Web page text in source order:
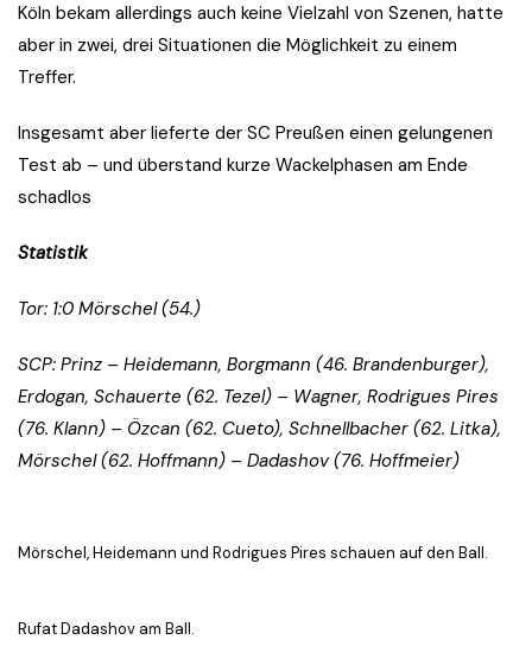
Köln bekam allerdings auch keine Vielzahl von Szenen, hatte
aber in zwei, drei Situationen die Möglichkeit zu einem
Treffer.
Insgesamt aber lieferte der SC Preußen einen gelungenen
Test ab – und überstand kurze Wackelphasen am Ende
schadlos
Statistik
Tor: 1:0 Mörschel (54.)
SCP: Prinz – Heidemann, Borgmann (46. Brandenburger),
Erdogan, Schauerte (62. Tezel) – Wagner, Rodrigues Pires
(76. Klann) – Özcan (62. Cueto), Schnellbacher (62. Litka),
Mörschel (62. Hoffmann) – Dadashov (76. Hoffmeier)
Mörschel, Heidemann und Rodrigues Pires schauen auf den Ball.
Rufat Dadashov am Ball.